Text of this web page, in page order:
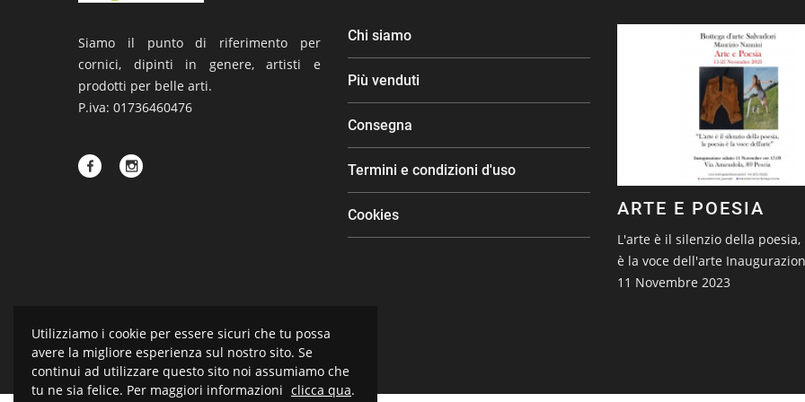
Siamo il punto di riferimento per
cornici, dipinti in genere, artisti e
prodotti per belle arti.
P.iva: 01736460476
Chi siamo
Più venduti
Consegna
Termini e condizioni d'uso
Cookies ARTE E POESIA
L'arte è il silenzio della poesia,
è la voce dell'arte
11 Novembre 2023
Utilizziamo i cookie per essere sicuri che tu possa
avere la migliore esperienza sul nostro sito. Se
continui ad utilizzare questo sito noi assumiamo che
tu ne sia felice. Per maggiori informazioni clicca qua.